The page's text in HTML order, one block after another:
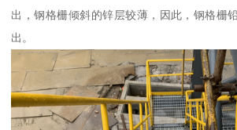
出，钢格栅倾斜的锌层较薄，因此，钢格栅
出。